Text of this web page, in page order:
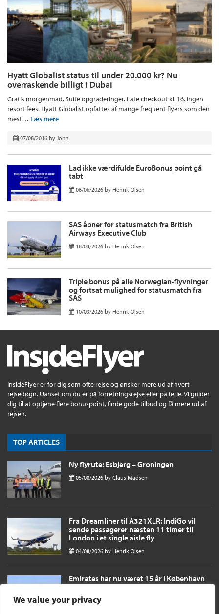
We value your privacy
Hyatt Globalist status til under 20.000 kr? Nu
overraskende billigt i Dubai
Gratis morgenmad. Suite opgraderinger. Late checkout kl. 16. Ingen
resort fees. Hyatt Globalist opfattes af mange frequent flyers som den
mest… Læs mere
07/08/2016 by John
Lad ikke værdifulde EuroBonus point gå
tabt
06/06/2026 by Henrik Olsen
SAS åbner for statusmatch fra British
Airways Executive Club
18/03/2026 by Henrik Olsen
Triple bonus på alle Norwegian-flyvninger
og fortsat mulighed for statusmatch fra
SAS
10/03/2026 by Henrik Olsen
InsideFlyer er for dig som ofte rejse og ønsker mere ud af hvert
rejsedøgn. Uanset om du er på forretningsrejse eller på ferie. Vi guider
dig til at optjene flere bonuspoint, finde gode tilbud og få mere ud af
rejsen.
TOP ARTICLES
Ny flyrute: Esbjerg – Groningen
05/08/2026 by Claus Madsen
Fra Dreamliner til A321XLR: IndiGo vil
sende passagerer næsten 11 timer til
London i et single aisle fly
04/08/2026 by Henrik Olsen
Emirates har nu været 15 år i København
og til oktober fordobles antallet af daglige
afgange